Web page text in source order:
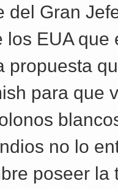
del Gran
los EUA que
propuesta
para que
no lo
poseer la